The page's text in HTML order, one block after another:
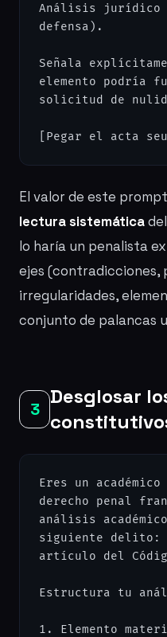
Análisis jurídico |
defensa).
Señala
elemento podría
solicitud de
[Pegar el acta
El valor de este
lectura sistemática
lo haría un penalista
ejes (contradicciones,
irregularidades,
conjunto de palancas
3
Desglosar
Eres un
derecho penal
análisis
siguiente delito:
artículo del
Estructura tu
1. Elemento